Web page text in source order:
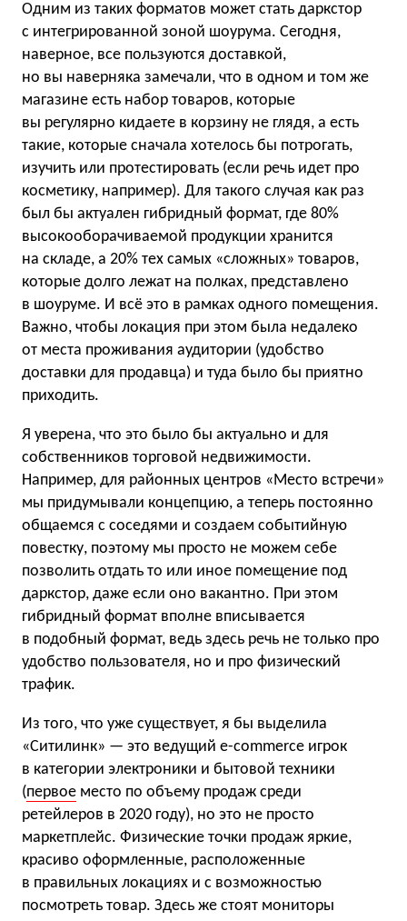
Одним из таких форматов может стать даркстор
с интегрированной зоной шоурума. Сегодня,
наверное, все пользуются доставкой,
но вы наверняка замечали, что в одном и том же
магазине есть набор товаров, которые
вы регулярно кидаете в корзину не глядя, а есть
такие, которые сначала хотелось бы потрогать,
изучить или протестировать (если речь идет про
косметику, например). Для такого случая как раз
был бы актуален гибридный формат, где 80%
высокооборачиваемой продукции хранится
на складе, а 20% тех самых «сложных» товаров,
которые долго лежат на полках, представлено
в шоуруме. И всё это в рамках одного помещения.
Важно, чтобы локация при этом была недалеко
от места проживания аудитории (удобство
доставки для продавца) и туда было бы приятно
приходить.
Я уверена, что это было бы актуально и для
собственников торговой недвижимости.
Например, для районных центров «Место встречи»
мы придумывали концепцию, а теперь постоянно
общаемся с соседями и создаем событийную
повестку, поэтому мы просто не можем себе
позволить отдать то или иное помещение под
даркстор, даже если оно вакантно. При этом
гибридный формат вполне вписывается
в подобный формат, ведь здесь речь не только про
удобство пользователя, но и про физический
трафик.
Из того, что уже существует, я бы выделила
«Ситилинк» — это ведущий e-commerce игрок
в категории электроники и бытовой техники
(первое место по объему продаж среди
ретейлеров в 2020 году), но это не просто
маркетплейс. Физические точки продаж яркие,
красиво оформленные, расположенные
в правильных локациях и с возможностью
посмотреть товар. Здесь же стоят мониторы